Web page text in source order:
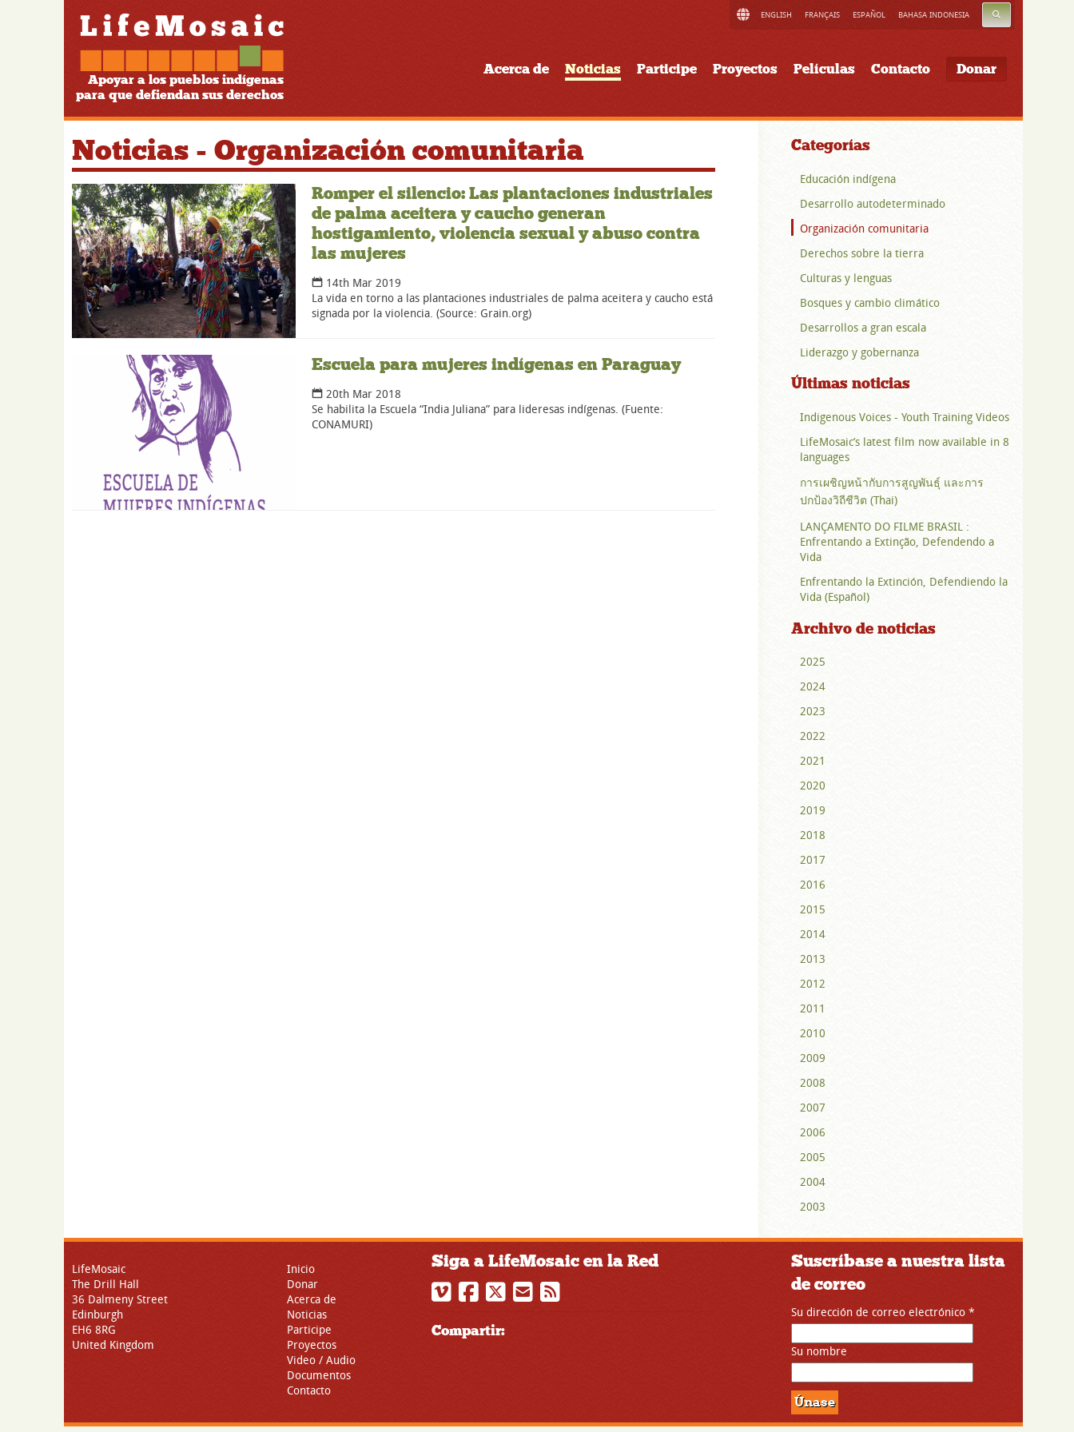
Apoyar a los pueblos indígenas
para que defiendan sus derechos
ENGLISH FRANÇAIS ESPAÑOL BAHASA INDONESIA BUSCAR
Acerca de Noticias Participe Proyectos Películas Contacto Donar
Noticias - Organización comunitaria
Romper el silencio: Las plantaciones industriales
de palma aceitera y caucho generan
hostigamiento, violencia sexual y abuso contra
las mujeres
14th Mar 2019
La vida en torno a las plantaciones industriales de palma aceitera y caucho está
signada por la violencia. (Source: Grain.org)
Escuela para mujeres indígenas en Paraguay
20th Mar 2018
Se habilita la Escuela “India Juliana” para lideresas indígenas. (Fuente:
CONAMURI)
Categorías
Educación indígena
Desarrollo autodeterminado
Organización comunitaria
Derechos sobre la tierra
Culturas y lenguas
Bosques y cambio climático
Desarrollos a gran escala
Liderazgo y gobernanza
Últimas noticias
Indigenous Voices - Youth Training Videos
LifeMosaic’s latest film now available in 8
languages
การเผชิญหน้ากับการสูญพันธุ์ และการ
ปกป้องวิถีชีวิต (Thai)
LANÇAMENTO DO FILME BRASIL :
Enfrentando a Extinção, Defendendo a
Vida
Enfrentando la Extinción, Defendiendo la
Vida (Español)
Archivo de noticias
2025
2024
2023
2022
2021
2020
2019
2018
2017
2016
2015
2014
2013
2012
2011
2010
2009
2008
2007
2006
2005
2004
2003
LifeMosaic
The Drill Hall
36 Dalmeny Street
Edinburgh
EH6 8RG
United Kingdom
Inicio
Donar
Acerca de
Noticias
Participe
Proyectos
Video / Audio
Documentos
Contacto
Siga a LifeMosaic en la Red
Compartir:
Suscríbase a nuestra lista
de correo
Su dirección de correo electrónico *
Su nombre